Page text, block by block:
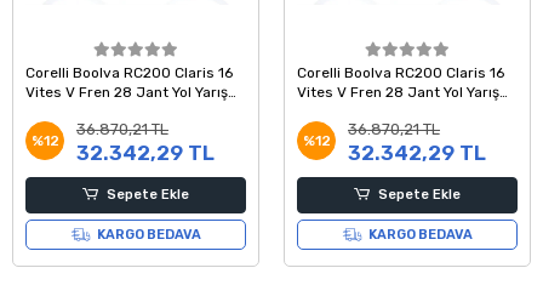
Corelli Boolva RC200 Claris 16
Vites V Fren 28 Jant Yol Yarış
Kadro
%12
36.870,21 TL
32.342,29 TL
Sepete Ekle
KARGO BEDAVA
Corelli Boolva RC200 Claris 16
Vites V Fren 28 Jant Yol Yarış
Kadro
%12
36.870,21 TL
32.342,29 TL
Sepete Ekle
KARGO BEDAVA